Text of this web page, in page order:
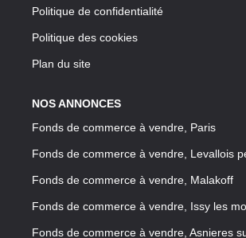
Politique de confidentialité
Politique des cookies
Plan du site
NOS ANNONCES
Fonds de commerce à vendre, Paris
Fonds de commerce à vendre, Levallois
Fonds de commerce à vendre, Malakoff
Fonds de commerce à vendre, Issy les
Fonds de commerce à vendre, Asnieres